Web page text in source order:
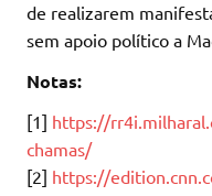
de realizarem
sem apoio político a
Notas:
[1] https://
chamas/
[2] https://